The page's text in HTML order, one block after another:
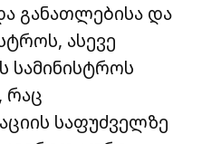
განათლებისა და
ასევე
სამინისტროს
რაც
საფუძველზე